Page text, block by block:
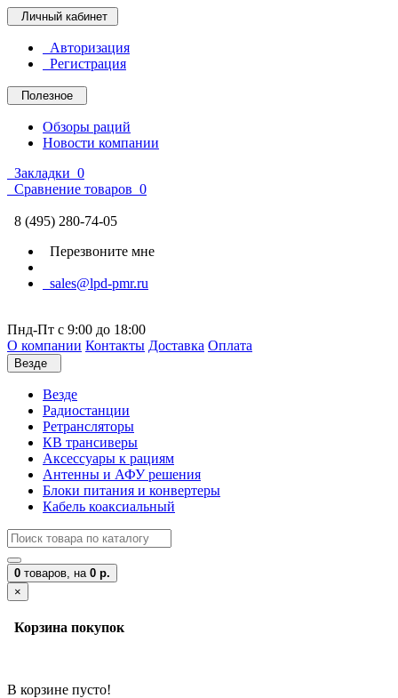
Личный кабинет
Авторизация
Регистрация
Полезное
Обзоры раций
Новости компании
Закладки 0
Сравнение товаров 0
8 (495) 280-74-05
Перезвоните мне
sales@lpd-pmr.ru
Пнд-Пт с 9:00 до 18:00
О компании Контакты Доставка Оплата
Везде
Везде
Радиостанции
Ретрансляторы
КВ трансиверы
Аксессуары к рациям
Антенны и АФУ решения
Блоки питания и конвертеры
Кабель коаксиальный
0 товаров, на 0 р.
×
Корзина покупок
В корзине пусто!